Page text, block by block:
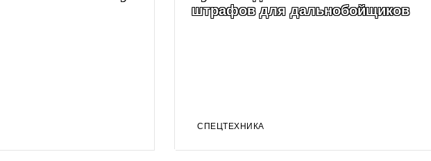
штрафов для дальнобойщиков
СПЕЦТЕХНИКА